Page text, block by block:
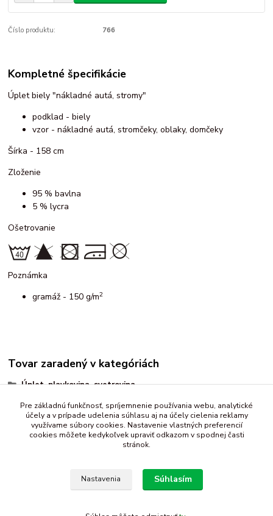
Číslo produktu: 766
Kompletné špecifikácie
Úplet biely "nákladné autá, stromy"
podklad - biely
vzor - nákladné autá, stromčeky, oblaky, domčeky
Šírka - 158 cm
Zloženie
95 % bavlna
5 % lycra
Ošetrovanie
Poznámka
gramáž - 150 g/m2
Tovar zaradený v kategóriách
Úplet, plavkovina, svetrovina
detský vzor
vzorované
Pre základnú funkčnosť, spríjemnenie používania webu, analytické
účely a v prípade udelenia súhlasu aj na účely cielenia reklamy
využívame súbory cookies. Nastavenie vlastných preferencií
cookies môžete kedykoľvek upraviť odkazom v spodnej časti
stránok.
Nastavenia Súhlasím